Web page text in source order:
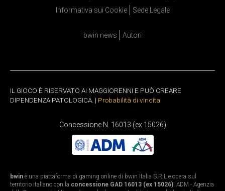
Informativa sui Cookie
Sede Legale
bwin news Autori
IL GIOCO È RISERVATO AI MAGGIORENNI E PUÒ CREARE
DIPENDENZA PATOLOGICA. | Probabilità di vincita
Concessione N. 16013 (ex 15026)
bwin è una piattaforma di gaming online di bwin Italia S.R.L e opera sul
territorio italiano con la concessione GAD 16013 (ex 15026). ADM - Agenzia